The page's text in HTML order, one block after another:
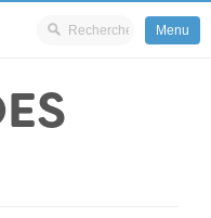
Menu